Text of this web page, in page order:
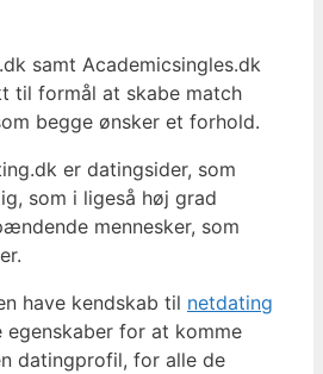
samt Academicsingles.dk
til formål at skabe match
begge ønsker et forhold.
er datingsider, som
som i ligeså høj grad
mennesker, som
have kendskab til netdating
egenskaber for at komme
datingprofil, for alle de